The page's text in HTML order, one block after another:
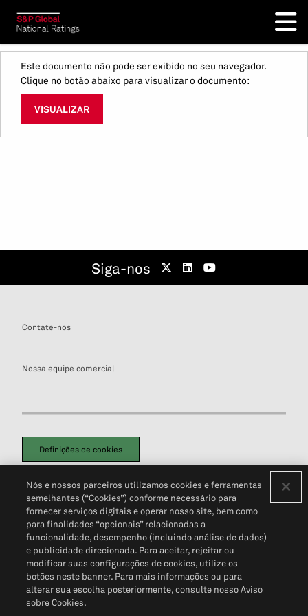
Este documento não pode ser exibido no seu navegador.
Clique no botão abaixo para visualizar o documento:
VISUALIZAR
Siga-nos
Contate-nos
Nossa equipe comercial
Definições de cookies
Política de PrivacidadePortal de privacidade do cliente (em inglês)
Não Venda Minhas Informações Pessoais© 2026 S&P Global
Nós e nossos parceiros utilizamos cookies e ferramentas
semelhantes (“Cookies”) conforme necessário para
fornecer serviços digitais e operar nosso site, bem como
para finalidades “opcionais” relacionadas a
funcionalidade, desempenho (incluindo análise de dados)
e publicidade direcionada. Para aceitar, rejeitar ou
modificar suas configurações de cookies, utilize os
botões neste banner. Para mais informações ou para
alterar sua escolha posteriormente, consulte nosso Aviso
sobre Cookies.